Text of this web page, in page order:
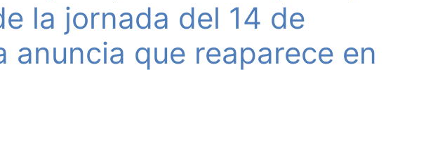
la jornada del 14 de
anuncia que reaparece en